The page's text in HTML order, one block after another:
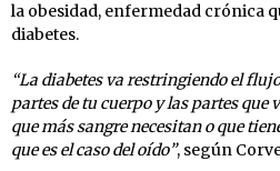
la obesidad, enfermedad crónica
diabetes.
“La diabetes va restringiendo el
partes de tu cuerpo y las partes que
que más sangre necesitan o que
que es el caso del oído”, según